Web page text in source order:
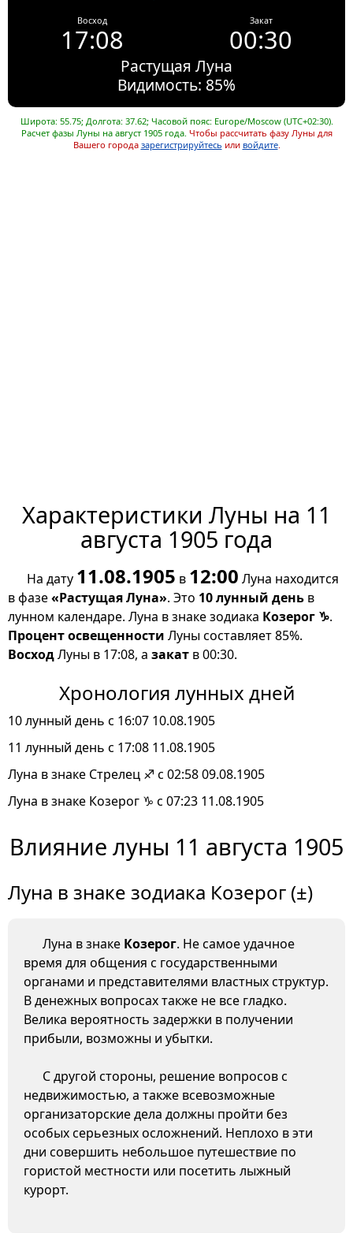
Восход
17:08
Закат
00:30
Растущая Луна
Видимость: 85%
Широта: 55.75; Долгота: 37.62; Часовой пояс: Europe/Moscow (UTC+02:30).
Расчет фазы Луны на август 1905 года. Чтобы рассчитать фазу Луны для
Вашего города зарегистрируйтесь или войдите.
Характеристики Луны на 11
августа 1905 года
На дату 11.08.1905 в 12:00 Луна находится
в фазе«Растущая Луна». Это 10 лунный день в
лунном календаре. Луна в знаке зодиака Козерог ♑.
Процент освещенности Луны составляет 85%.
ВосходЛуны в 17:08, а закат в 00:30.
Хронология лунных дней
10 лунный день с 16:07 10.08.1905
11 лунный день с 17:08 11.08.1905
Луна в знаке Стрелец ♐ с 02:58 09.08.1905
Луна в знаке Козерог ♑ с 07:23 11.08.1905
Влияние луны 11 августа 1905
Луна в знаке зодиака Козерог (±)
Луна в знаке Козерог. Не самое удачное
время для общения с государственными
органами и представителями властных структур.
В денежных вопросах также не все гладко.
Велика вероятность задержки в получении
прибыли, возможны и убытки.
С другой стороны, решение вопросов с
недвижимостью, а также всевозможные
организаторские дела должны пройти без
особых серьезных осложнений. Неплохо в эти
дни совершить небольшое путешествие по
гористой местности или посетить лыжный
курорт.